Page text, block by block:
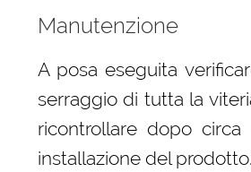
Manutenzione
A posa eseguita
serraggio di tutta la
ricontrollare dopo
installazione del prodotto.